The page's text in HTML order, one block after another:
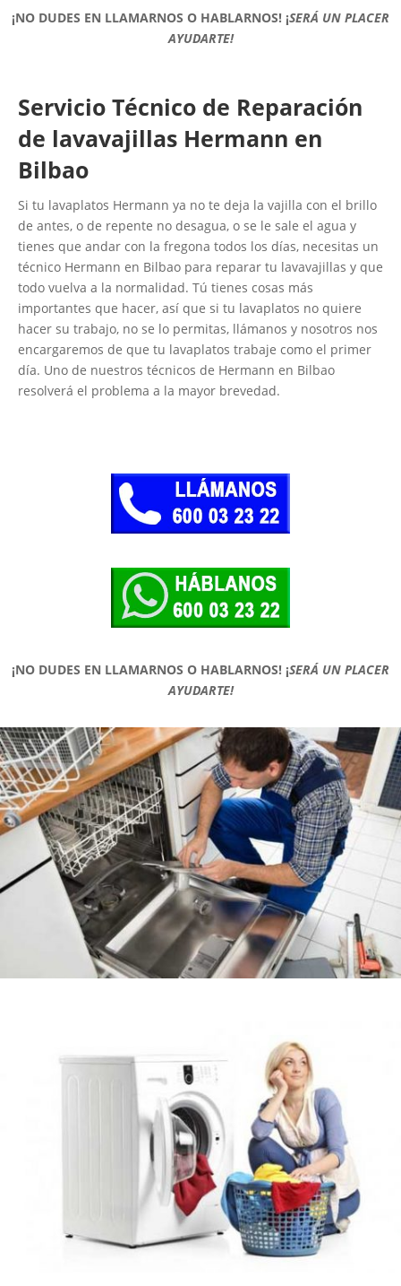
¡NO DUDES EN LLAMARNOS O HABLARNOS! ¡SERÁ UN PLACER
AYUDARTE!
Servicio Técnico de Reparación
de lavavajillas Hermann en
Bilbao
Si tu lavaplatos Hermann ya no te deja la vajilla con el brillo
de antes, o de repente no desagua, o se le sale el agua y
tienes que andar con la fregona todos los días, necesitas un
técnico Hermann en Bilbao para reparar tu lavavajillas y que
todo vuelva a la normalidad. Tú tienes cosas más
importantes que hacer, así que si tu lavaplatos no quiere
hacer su trabajo, no se lo permitas, llámanos y nosotros nos
encargaremos de que tu lavaplatos trabaje como el primer
día. Uno de nuestros técnicos de Hermann en Bilbao
resolverá el problema a la mayor brevedad.
¡NO DUDES EN LLAMARNOS O HABLARNOS! ¡SERÁ UN PLACER
AYUDARTE!